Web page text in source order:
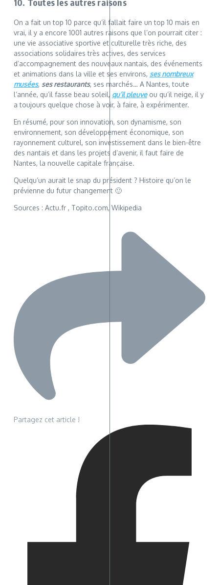
10. Toutes les autres raisons
On a fait un top 10 parce qu’il fallait faire un top 10 mais en
vrai, il y a encore 1001 autres raisons que l’on pourrait citer :
une vie associative sportive et culturelle très riche, des
associations solidaires très actives, des services
d’accompagnement des nouveaux nantais, des événements
et animations dans la ville et ses environs, ses nombreux
musées, ses restaurants, ses marchés… A Nantes, toute
l’année, qu’il fasse beau soleil, qu’il pleuveou qu’il neige, il y
a toujours quelque chose à voir, à faire, à expérimenter.
En résumé, pour son innovation, son dynamisme, son
environnement, son développement économique, son
rayonnement culturel, son investissement dans le bien-être
des nantais et dans les projets d’avenir, il faut faire de
Nantes, la nouvelle capitale française.
Quelqu’un aurait le snap du président ? Histoire qu’on le
prévienne du futur changement 🙂
Sources : Actu.fr , Topito.com, Wikipedia
Partagez cet article !